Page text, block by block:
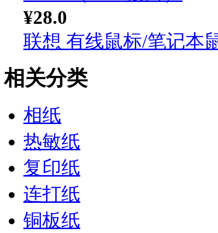
¥28.0
联想 有线鼠标/笔记本
相关分类
相纸
热敏纸
复印纸
连打纸
铜板纸